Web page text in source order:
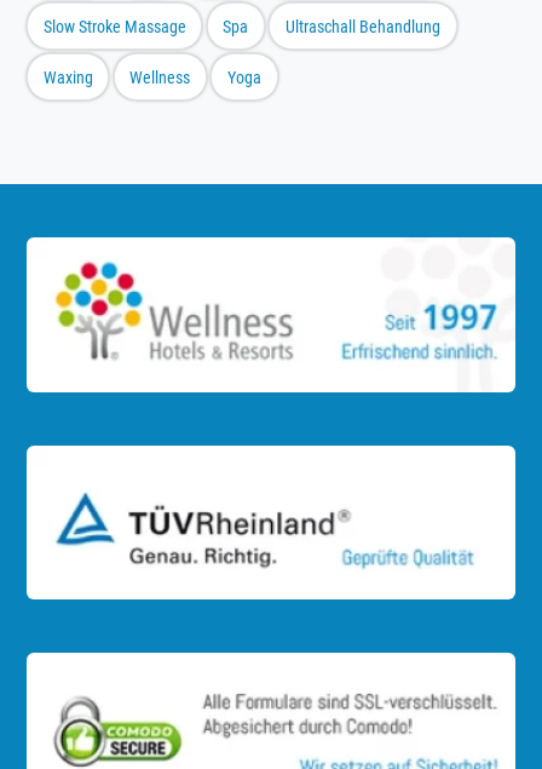
Slow Stroke Massage Spa Ultraschall Behandlung
Waxing Wellness Yoga